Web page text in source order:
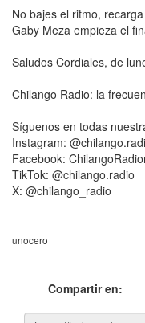
No bajes el ritmo,
Gaby Meza empieza el
Saludos Cordiales, de
Chilango Radio: la
Síguenos en todas
Instagram:
Facebook:
TikTok: @chilango.radio
X: @chilango_radio
unocero
Compartir en: